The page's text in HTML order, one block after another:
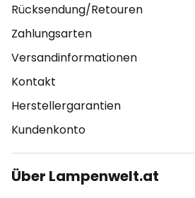
Rücksendung/Retouren
Zahlungsarten
Versandinformationen
Kontakt
Herstellergarantien
Kundenkonto
Über Lampenwelt.at